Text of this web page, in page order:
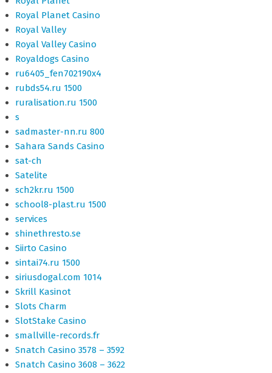
Royal Planet Casino
Royal Valley
Royal Valley Casino
Royaldogs Casino
ru6405_fen702190x4
rubds54.ru 1500
ruralisation.ru 1500
s
sadmaster-nn.ru 800
Sahara Sands Casino
sat-ch
Satelite
sch2kr.ru 1500
school8-plast.ru 1500
services
shinethresto.se
Siirto Casino
sintai74.ru 1500
siriusdogal.com 1014
Skrill Kasinot
Slots Charm
SlotStake Casino
smallville-records.fr
Snatch Casino 3578 – 3592
Snatch Casino 3608 – 3622